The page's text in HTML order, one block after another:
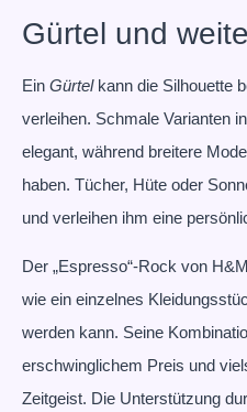
Gürtel und
Ein Gürtelkann die Silhouette
verleihen. Schmale Varianten
elegant, während breitere
haben. Tücher, Hüte oder
und verleihen ihm eine
Der „Espresso“-Rock von
wie ein einzelnes
werden kann. Seine
erschwinglichem Preis und
Zeitgeist. Die Unterstützung